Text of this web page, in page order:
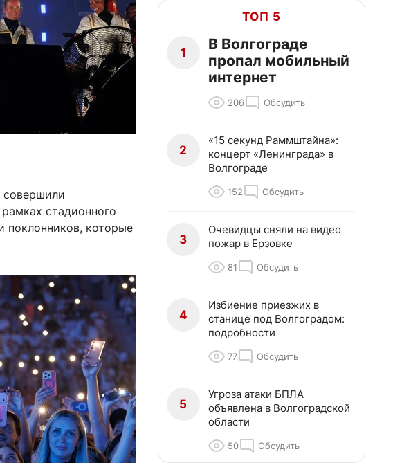
совершили
стадионного
поклонников, которые
ТОП 5
1
В Волгограде
пропал мобильный
интернет
206 Обсудить
2
«15 секунд Раммштайна»:
концерт «Ленинграда» в
Волгограде
152 Обсудить
3
Очевидцы сняли на видео
пожар в Ерзовке
81 Обсудить
4
Избиение приезжих в
станице под Волгоградом:
подробности
77 Обсудить
5
Угроза атаки БПЛА
объявлена в Волгоградской
области
50 Обсудить